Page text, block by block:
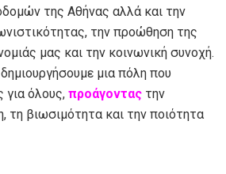
της Αθήνας αλλά και την
την προώθηση της
μας και την κοινωνική συνοχή.
μια πόλη που
για όλους, προάγοντας την
τη βιωσιμότητα και την ποιότητα